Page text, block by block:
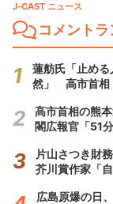
J-CAST ニュース
コメント
蓮舫氏「止め
然」 高市首相
高市首相の熊
閣広報官「51
片山さつき財
芥川賞作家「
広島原爆の日